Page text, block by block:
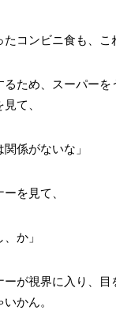
コンビニ食も、こ
ため、スーパーを
て、
関係がないな」
を見て、
か」
ーが視界に入り、目
かん。